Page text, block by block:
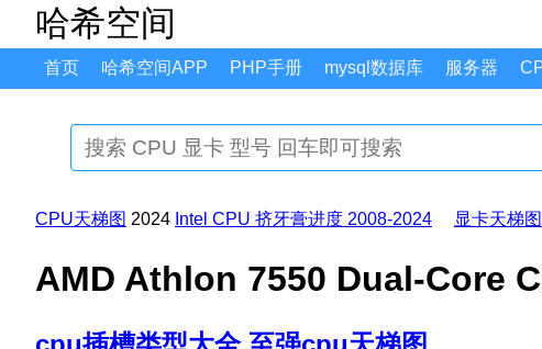
哈希空间
首页 哈希空间APP PHP手册 mysql数据库 服务器
CPU天梯图 2024 Intel CPU 挤牙膏进度 2008-2024 显卡天梯图
AMD Athlon 7550 Dual-Core